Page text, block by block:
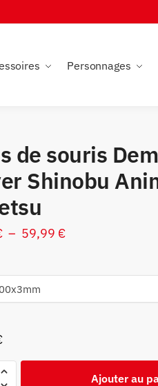
Personnages
de souris
Shinobu
– 59,99 €Plage
prix :
Ajouter au